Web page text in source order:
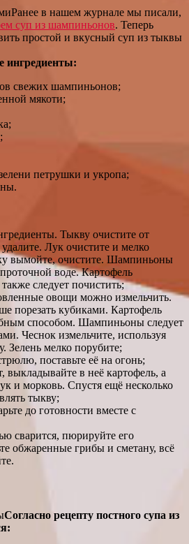
Ранее в нашем журнале мы писали,
суп из шампиньонов. Теперь
простой и вкусный суп из тыквы
ингредиенты:
свежих шампиньонов;
мякоти;
петрушки и укропа;
Тыкву очистите от
Лук очистите и мелко
вымойте, очистите. Шампиньоны
воде. Картофель
следует почистить;
овощи можно измельчить.
порезать кубиками. Картофель
способом. Шампиньоны следует
Чеснок измельчите, используя
Зелень мелко порубите;
поставьте её на огонь;
выкладывайте в неё картофель, а
и морковь. Спустя ещё несколько
тыкву;
до готовности вместе с
сварится, пюрируйте его
обжаренные грибы и сметану, всё
Согласно рецепту постного супа из